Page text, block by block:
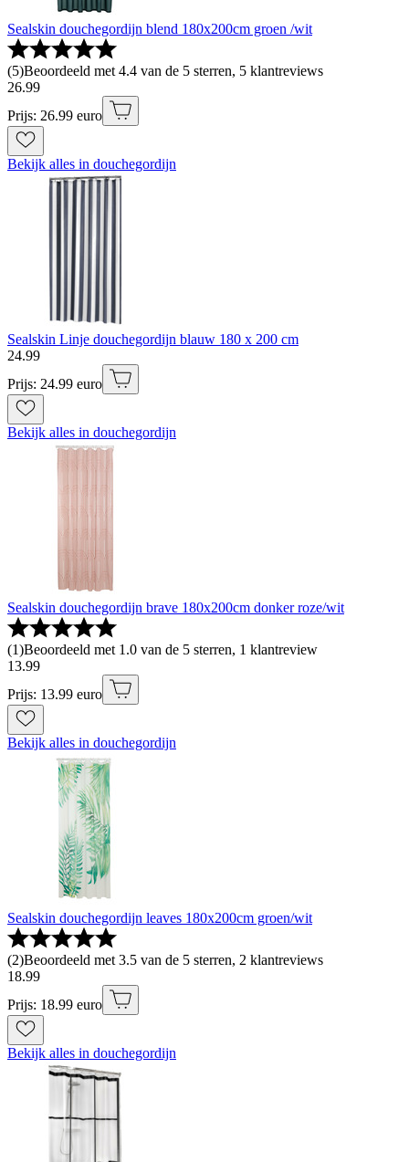
Sealskin douchegordijn blend 180x200cm groen /wit
(5)Beoordeeld met 4.4 van de 5 sterren, 5 klantreviews
26.99
Prijs: 26.99 euro
Bekijk alles in douchegordijn
Sealskin Linje douchegordijn blauw 180 x 200 cm
24.99
Prijs: 24.99 euro
Bekijk alles in douchegordijn
Sealskin douchegordijn brave 180x200cm donker roze/wit
(1)Beoordeeld met 1.0 van de 5 sterren, 1 klantreview
13.99
Prijs: 13.99 euro
Bekijk alles in douchegordijn
Sealskin douchegordijn leaves 180x200cm groen/wit
(2)Beoordeeld met 3.5 van de 5 sterren, 2 klantreviews
18.99
Prijs: 18.99 euro
Bekijk alles in douchegordijn